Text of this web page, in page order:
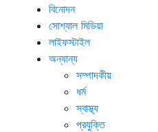
বিনোদন
সোশ্যাল মিডিয়া
লাইফস্টাইল
অন্যান্য
সম্পাদকীয়
ধর্ম
স্বাস্থ্য
প্রযুক্তি